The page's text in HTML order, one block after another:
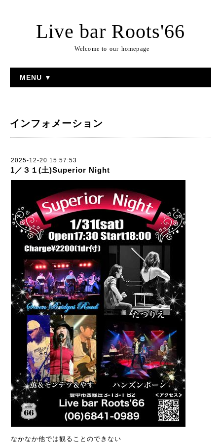
Live bar Roots'66
Welcome to our homepage
MENU ▼
インフォメーション
2025-12-20 15:57:53
1／３１(土)Superior Night
なかなか他では観ることのできない